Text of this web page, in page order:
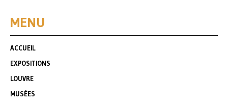
MENU
ACCUEIL
EXPOSITIONS
LOUVRE
MUSÉES